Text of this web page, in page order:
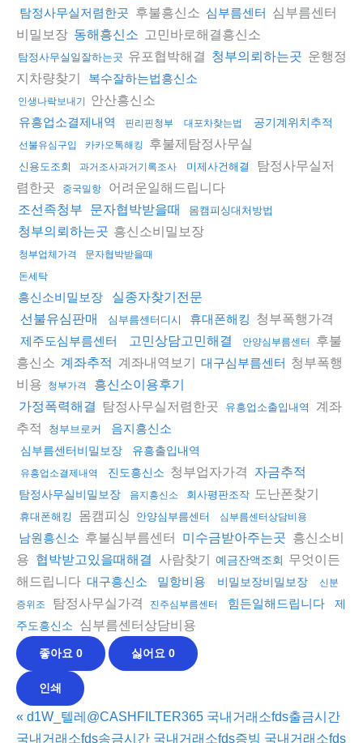
탐정사무실저렴한곳 후불흥신소 심부름센터 심부름센터
비밀보장 동해흥신소 고민바로해결흥신소
탐정사무실일잘하는곳 유포협박해결 청부의뢰하는곳 운행정
지차량찾기
복수잘하는법흥신소
인생나락보내기 안산흥신소
유흥업소결제내역 핀리핀청부 대포차찾는법 공기계위치추적
선불유심구입 카카오톡해킹 후불제탐정사무실
신용도조회 과거조사과거기록조사 미제사건해결
탐정사무실저
렴한곳
중국밀항 어려운일해드립니다
조선족청부 문자협박받을때 몸캠피싱대처방법
청부의뢰하는곳 흥신소비밀보장
청부업체가격
문자협박받을때
돈세탁
흥신소비밀보장
실종자찾기전문
선불유심판매
심부름센터디시 휴대폰해킹 청부폭행가격
제주도심부름센터 고민상담고민해결 안양심부름센터
후불
흥신소 계좌추적 계좌내역보기 대구심부름센터 청부폭행
비용
청부가격
흥신소이용후기
가정폭력해결 탐정사무실저렴한곳 유흥업소출입내역
계좌
추적
청부브로커 음지흥신소
심부름센터비밀보장 유흥출입내역
유흥업소결제내역 진도흥신소 청부업자가격 자금추적
탐정사무실비밀보장 음지흥신소 회사평판조작 도난폰찾기
휴대폰해킹 몸캠피싱 안양심부름센터 심부름센터상담비용
남원흥신소 후불심부름센터 미수금받아주는곳 흥신소비
용 협박받고있을때해결 사람찾기 예금잔액조회 무엇이든
해드립니다 대구흥신소 밀항비용 비밀보장비밀보장
신분
증위조
탐정사무실가격 진주심부름센터 힘든일해드립니다
제
주도흥신소
심부름센터상담비용
좋아요 0 싫어요 0
인쇄
« d1W_텔레@CASHFILTER365 국내거래소fds출금시간
국내거래소fds송금시간 국내거래소fds증빙 국내거래소fds